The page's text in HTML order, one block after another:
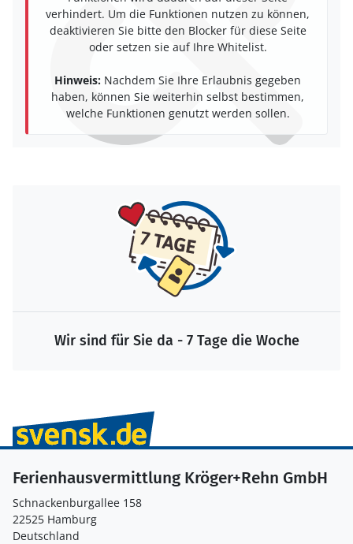
verhindert. Um die Funktionen nutzen zu können,
deaktivieren Sie bitte den Blocker für diese Seite
oder setzen sie auf Ihre Whitelist.
Hinweis: Nachdem Sie Ihre Erlaubnis gegeben
haben, können Sie weiterhin selbst bestimmen,
welche Funktionen genutzt werden sollen.
Wir sind für Sie da - 7 Tage die Woche
Ferienhausvermittlung Kröger+Rehn GmbH
Schnackenburgallee 158
22525 Hamburg
Deutschland